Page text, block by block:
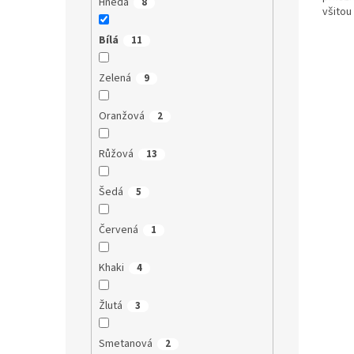
Bílá 11
Zelená 9
Oranžová 2
Růžová 13
Šedá 5
Červená 1
Khaki 4
Žlutá 3
Smetanová 2
všitou